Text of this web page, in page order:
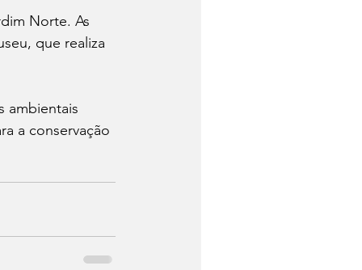
Norte. As
que realiza
ambientais
a conservação